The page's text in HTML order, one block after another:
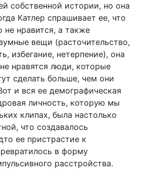
собственной истории, но она
Катлер спрашивает ее, что
не нравится, а также
вещи (расточительство,
избегание, нетерпение), она
нравятся люди, которые
сделать больше, чем они
и вся ее демографическая
личность, которую мы
клипах, была настолько
что создавалось
ее пристрастие к
в форму
расстройства.